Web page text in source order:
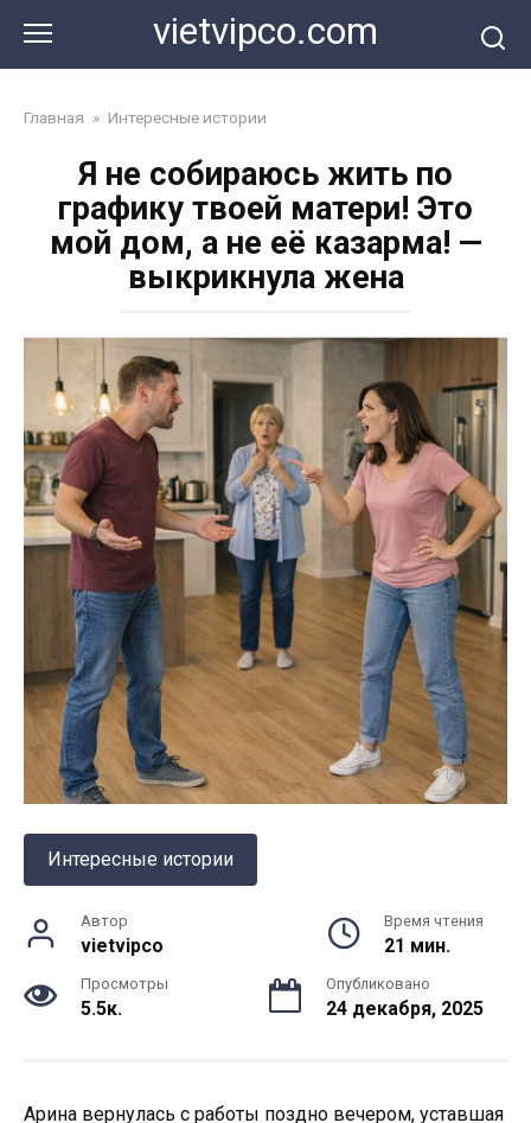
контенту
vietvipco.com
Главная » Интересные истории
Я не собираюсь жить по
графику твоей матери! Это
мой дом, а не её казарма! —
выкрикнула жена
Интересные истории
Автор
vietvipco
Время чтения
21 мин.
Просмотры
5.5к.
Опубликовано
24 декабря, 2025
Арина вернулась с работы поздно вечером, уставшая